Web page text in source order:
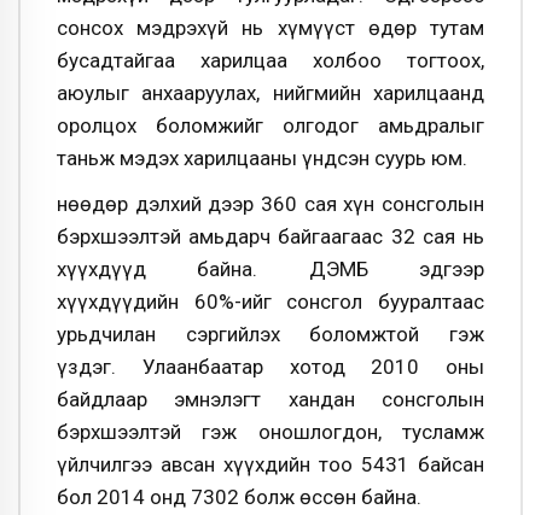
сонсох мэдрэхүй нь хүмүүст өдөр тутам
бусадтайгаа харилцаа холбоо тогтоох,
аюулыг анхааруулах, нийгмийн харилцаанд
оролцох боломжийг олгодог амьдралыг
таньж мэдэх харилцааны үндсэн суурь юм.
Өнөөдөр дэлхий дээр 360 сая хүн сонсголын
бэрхшээлтэй амьдарч байгаагаас 32 сая нь
хүүхдүүд байна. ДЭМБ эдгээр
хүүхдүүдийн 60%-ийг сонсгол бууралтаас
урьдчилан сэргийлэх боломжтой гэж
үздэг. Улаанбаатар хотод 2010 оны
байдлаар эмнэлэгт хандан сонсголын
бэрхшээлтэй гэж оношлогдон, тусламж
үйлчилгээ авсан хүүхдийн тоо 5431 байсан
бол 2014 онд 7302 болж өссөн байна.